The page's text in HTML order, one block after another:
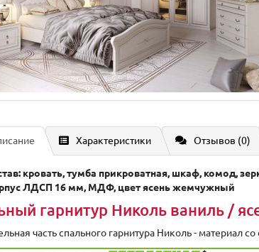
Характеристики Отзывов (0)
кровать, тумба прикроватная, шкаф, комод,
ЛДСП 16 мм, МДФ, цвет ясень жемчужный
гарнитур Николь ваниль /
часть спального гарнитура Николь - материал